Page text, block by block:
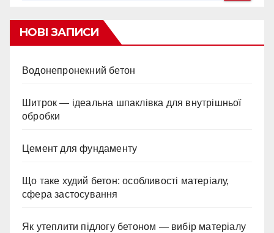
НОВІ ЗАПИСИ
Водонепронекний бетон
Шитрок — ідеальна шпаклівка для внутрішньої
обробки
Цемент для фундаменту
Що таке худий бетон: особливості матеріалу,
сфера застосування
Як утеплити підлогу бетоном — вибір матеріалу